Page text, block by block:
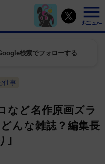
検索でフォローする
仕事
など名作原画ズラ
んな雑誌？編集長
｣